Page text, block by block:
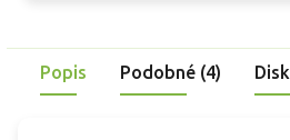
Popis Podobné (4)